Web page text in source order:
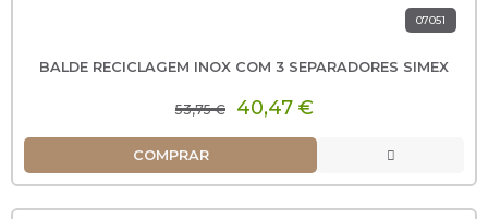
07051
BALDE RECICLAGEM INOX COM 3 SEPARADORES SIMEX
53,75 € 40,47 €
COMPRAR